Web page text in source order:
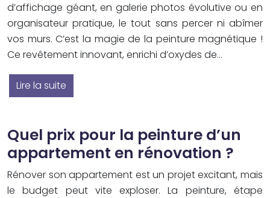
d’affichage géant, en galerie photos évolutive ou en
organisateur pratique, le tout sans percer ni abîmer
vos murs. C’est la magie de la peinture magnétique !
Ce revêtement innovant, enrichi d’oxydes de…
Lire la suite
Quel prix pour la peinture d’un
appartement en rénovation ?
Rénover son appartement est un projet excitant, mais
le budget peut vite exploser. La peinture, étape